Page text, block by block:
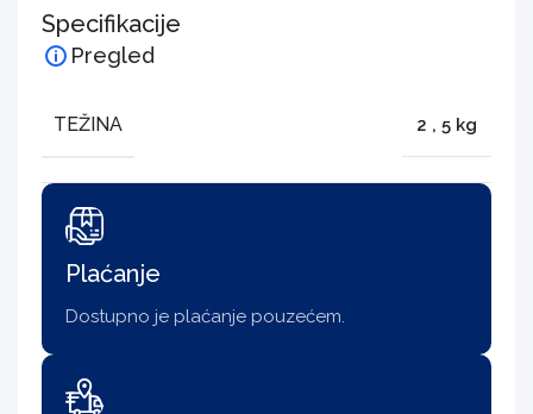
Specifikacije
Pregled
TEŽINA 2 , 5 kg
Plaćanje
Dostupno je plaćanje pouzećem.